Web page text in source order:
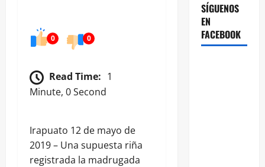
0 0
Read Time: 1
Minute, 0 Second
Irapuato 12 de mayo de
2019 – Una supuesta riña
registrada la madrugada
SÍGUENOS
EN
FACEBOOK